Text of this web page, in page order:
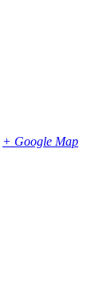
+ Google Map